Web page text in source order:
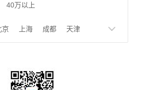
40万以上
京 上海 成都 天津
山东 安徽